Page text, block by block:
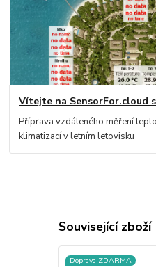
Vítejte na SensorFor.cloud
Příprava vzdáleného měření
klimatizací v letním letovisku
Související zboží
Doprava ZDARMA